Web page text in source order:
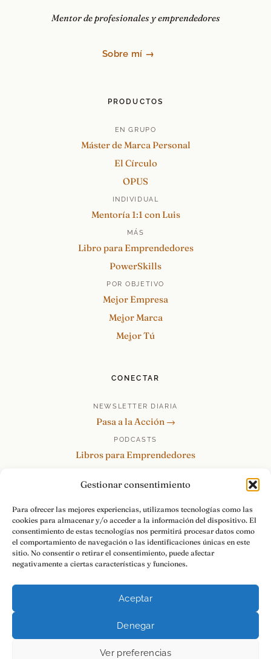
Gestionar consentimiento
Para ofrecer las mejores experiencias, utilizamos tecnologías como las
cookies para almacenar y/o acceder a la información del dispositivo. El
consentimiento de estas tecnologías nos permitirá procesar datos como
el comportamiento de navegación o las identificaciones únicas en este
sitio. No consentir o retirar el consentimiento, puede afectar
negativamente a ciertas características y funciones.
Aceptar
Denegar
Ver preferencias
Mentor de profesionales y emprendedores
Sobre mí →
PRODUCTOS
EN GRUPO
Máster de Marca Personal
El Círculo
OPUS
INDIVIDUAL
Mentoría 1:1 con Luis
MÁS
Libro para Emprendedores
PowerSkills
POR OBJETIVO
Mejor Empresa
Mejor Marca
Mejor Tú
CONECTAR
NEWSLETTER DIARIA
Pasa a la Acción →
PODCASTS
Libros para Emprendedores
re:Invéntate / PowerSkills
MENTOR360
HABLAMOS
Contacto y consultas →
Aviso LegalPrivacidad
Pasa a la Acción.